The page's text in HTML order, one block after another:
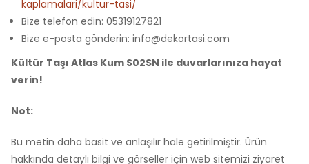
kaplamalari/kultur-tasi/
Bize telefon edin: 05319127821
Bize e-posta gönderin: info@dekortasi.com
Kültür Taşı Atlas Kum S02SN ile duvarlarınıza hayat
verin!
Not:
Bu metin daha basit ve anlaşılır hale getirilmiştir. Ürün
hakkında detaylı bilgi ve görseller için web sitemizi ziyaret